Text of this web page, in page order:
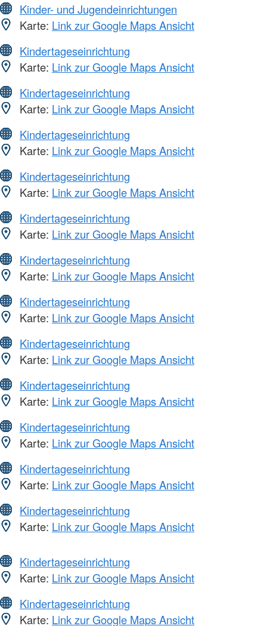
Kinder- und Jugendeinrichtungen
Karte: Link zur Google Maps Ansicht
Kindertageseinrichtung
Karte: Link zur Google Maps Ansicht
Kindertageseinrichtung
Karte: Link zur Google Maps Ansicht
Kindertageseinrichtung
Karte: Link zur Google Maps Ansicht
Kindertageseinrichtung
Karte: Link zur Google Maps Ansicht
Kindertageseinrichtung
Karte: Link zur Google Maps Ansicht
Kindertageseinrichtung
Karte: Link zur Google Maps Ansicht
Kindertageseinrichtung
Karte: Link zur Google Maps Ansicht
Kindertageseinrichtung
Karte: Link zur Google Maps Ansicht
Kindertageseinrichtung
Karte: Link zur Google Maps Ansicht
Kindertageseinrichtung
Karte: Link zur Google Maps Ansicht
Kindertageseinrichtung
Karte: Link zur Google Maps Ansicht
Kindertageseinrichtung
Karte: Link zur Google Maps Ansicht
Kindertageseinrichtung
Karte: Link zur Google Maps Ansicht
Kindertageseinrichtung
Karte: Link zur Google Maps Ansicht